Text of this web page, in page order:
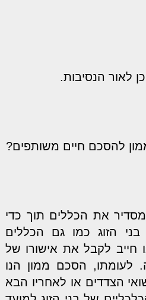
לאור הנסיבות.
להסכם חיים משותפים?
את הכללים תוך כדי
הזוג כמו גם הכללים
חייב לקבל את אישורו של
הסכם ממון הנו
הצדדים או לאחריו הבא